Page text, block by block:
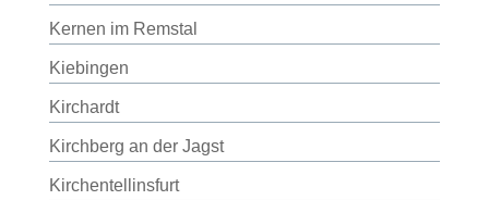
Kernen im Remstal
Kiebingen
Kirchardt
Kirchberg an der Jagst
Kirchentellinsfurt